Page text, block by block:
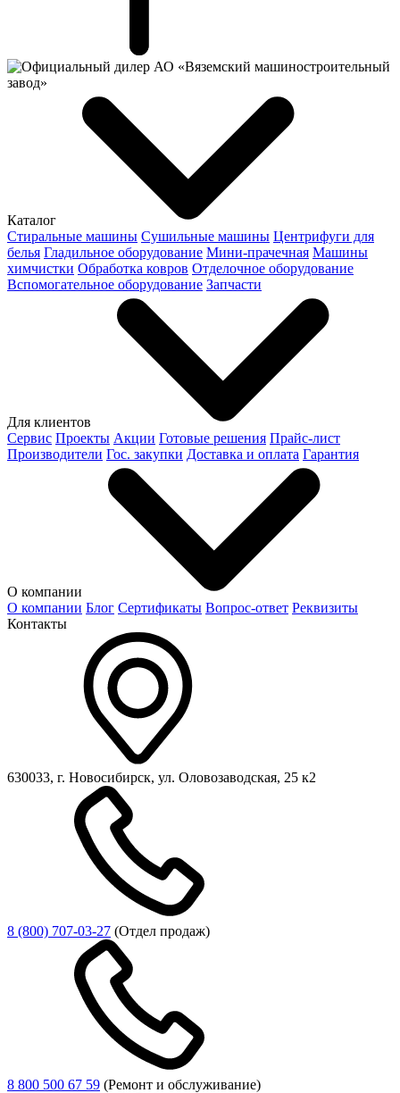
Каталог
Стиральные машины Сушильные машины Центрифуги для
белья Гладильное оборудование Мини-прачечная Машины
химчистки Обработка ковров Отделочное оборудование
Вспомогательное оборудование Запчасти
Для клиентов
Сервис Проекты Акции Готовые решения Прайс-лист
Производители Гос. закупки Доставка и оплата Гарантия
О компании
О компании Блог Сертификаты Вопрос-ответ Реквизиты
Контакты
630033, г. Новосибирск, ул. Оловозаводская, 25 к2
8 (800) 707-03-27 (Отдел продаж)
8 800 500 67 59 (Ремонт и обслуживание)